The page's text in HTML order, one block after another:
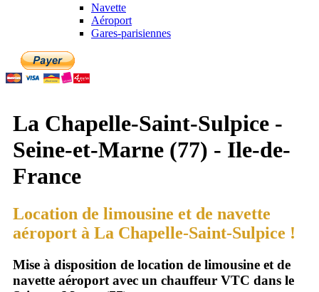
Navette
Aéroport
Gares-parisiennes
La Chapelle-Saint-Sulpice -
Seine-et-Marne (77) - Ile-de-
France
Location de limousine et de navette
aéroport à La Chapelle-Saint-Sulpice !
Mise à disposition de location de limousine et de
navette aéroport avec un chauffeur VTC dans le